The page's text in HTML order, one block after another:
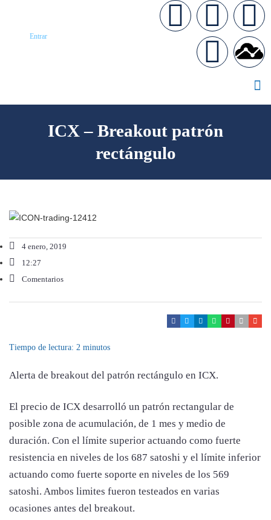
Entrar
ICX – Breakout patrón
rectángulo
4 enero, 2019
12:27
Comentarios
Tiempo de lectura: 2 minutos
Alerta de breakout del patrón rectángulo en ICX.
El precio de ICX desarrolló un patrón rectangular de
posible zona de acumulación, de 1 mes y medio de
duración. Con el límite superior actuando como fuerte
resistencia en niveles de los 687 satoshi y el límite inferior
actuando como fuerte soporte en niveles de los 569
satoshi. Ambos limites fueron testeados en varias
ocasiones antes del breakout.